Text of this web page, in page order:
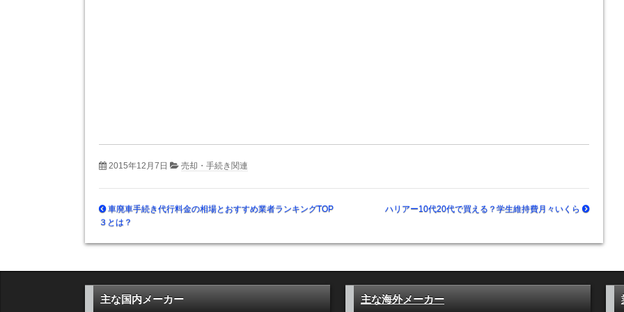
2015年12月7日 売却・手続き関連
車廃車手続き代行料金の相場とおすすめ業者ランキングTOP
３とは？
ハリアー10代20代で買える？学生維持費月々いくら
主な国内メーカー 主な海外メーカー